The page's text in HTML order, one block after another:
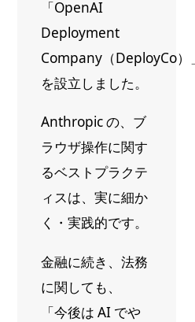
「OpenAI
Deployment
Company（DeployCo）
を設立しました。
Anthropic の、ブ
ラウザ操作に関す
るベストプラクテ
ィスは、実に細か
く・実践的です。
金融に続き、法務
に関しても、
「今後は AI でや